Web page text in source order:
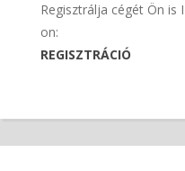
Regisztrálja cégét Ön is
on:
REGISZTRÁCIÓ